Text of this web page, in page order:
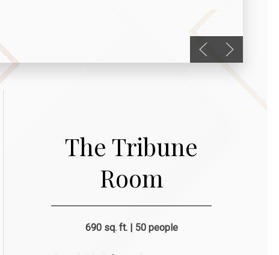
Previous slide
Next slide
The Tribune
Room
690 sq. ft. | 50 people